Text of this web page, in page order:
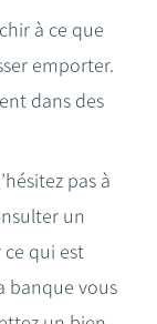
à ce que
emporter.
dans des
pas à
un
qui est
banque vous